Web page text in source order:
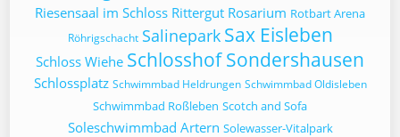
Riesensaal im Schloss Rittergut Rosarium Rotbart Arena
Röhrigschacht Salinepark Sax Eisleben
Schloss Wiehe Schlosshof Sondershausen
Schlossplatz Schwimmbad Heldrungen Schwimmbad Oldisleben
Schwimmbad Roßleben Scotch and Sofa
Soleschwimmbad Artern Solewasser-Vitalpark